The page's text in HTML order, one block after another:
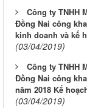
Công ty TNHH
Đồng Nai công
kinh doanh và kế
(03/04/2019)
Công ty TNHH
Đồng Nai công
năm 2018 Kế
(03/04/2019)